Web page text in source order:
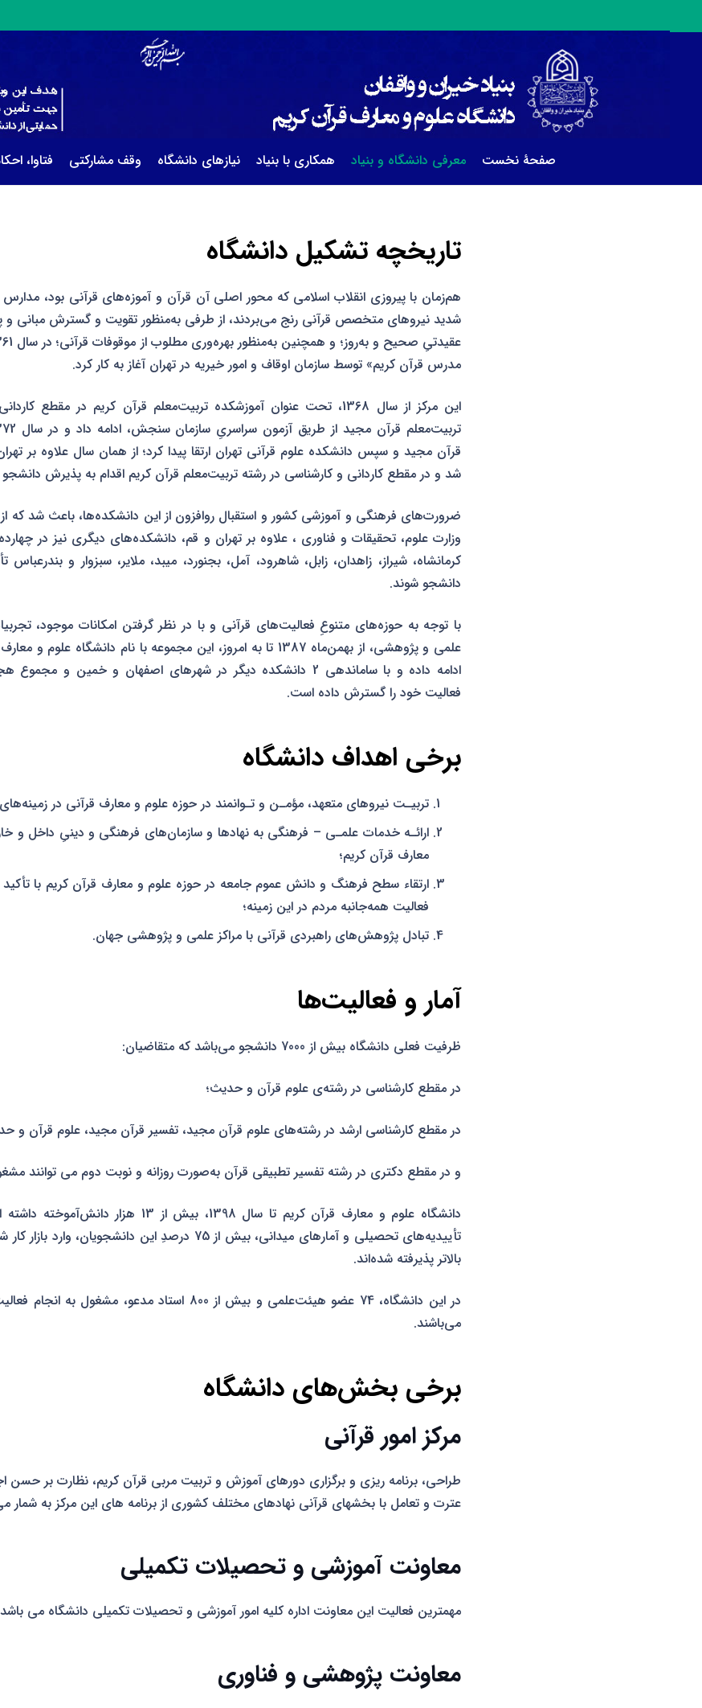
صفحۀ نخست معرفی دانشگاه و بنیاد همکاری با بنیاد نیازهای دانشگاه وقف مشارکتی فتاوا،
تاریخچه تشکیل دانشگاه
هم‌زمان با پیروزی انقلاب اسلامی که محور اصلی آن قرآن و آموزه‌های قرآنی بود،
شدید نیروهای متخصص قرآنی رنج می‌بردند، از طرفی به‌منظور تقویت و گسترش مبانی و
مدرس قرآن کریم» توسط سازمان اوقاف و امور خیریه در تهران آغاز به کار کرد.
این مرکز از سال 1368، تحت عنوان آموزشکده تربیت‌معلم قرآن کریم در مقطع
قرآن مجید و سپس دانشکده علوم قرآنی تهران ارتقا پیدا کرد؛ از همان سال علاوه بر
شد و در مقطع کاردانی و کارشناسی در رشته تربیت‌معلم قرآن کریم اقدام به پذیرش دانشجو
وزارت علوم، تحقیقات و فناوری ، علاوه بر تهران و قم، دانشکده‌های دیگری نیز در
کرمانشاه، شیراز، زاهدان، زابل، شاهرود، آمل، بجنورد، میبد، ملایر، سبزوار و
دانشجو شوند.
با توجه به حوزه‌های متنوعِ فعالیت‌های قرآنی و با در نظر گرفتن امکانات موجود،
علمی و پژوهشی، از بهمن‌ماه 1387 تا به امروز، این مجموعه با نام
ادامه داده و با ساماندهی 2 دانشکده دیگر در شهرهای اصفهان و خمین و
فعالیت خود را گسترش داده است.
برخی اهداف دانشگاه
تربیـت نیروهای متعهد، مؤمـن و تـوانمند در حوزه علوم و معارف قرآنی در
ارائـه خدمات علمـی – فرهنگی به نهادها و سازمان‌های فرهنگی و دینیِ داخل و
معارف قرآن کریم؛
ارتقاء سطح فرهنگ و دانش عموم جامعه در حوزه علوم و معارف قرآن کریم با تأکید
فعالیت همه‌جانبه مردم در این زمینه؛
تبادل پژوهش‌های راهبردی قرآنی با مراکز علمی و پژوهشی جهان.
آمار و فعالیت‌ها
ظرفیت فعلی دانشگاه بیش از 7000 دانشجو می‌باشد که متقاضیان:
در مقطع کارشناسی در رشته‌ی علوم قرآن و حدیث؛
در مقطع کارشناسی ارشد در رشته‌های علوم قرآن مجید، تفسیر قرآن مجید، علوم قرآن و
و در مقطع دکتری در رشته تفسیر تطبیقی قرآن به‌صورت روزانه و نوبت دوم می توانند
دانشگاه علوم و معارف قرآن کریم تا سال 1398،
تأییدیه‌های تحصیلی و آمارهای میدانی، بیش از 75 درصدِ این
بالاتر پذیرفته شده‌اند.
در این دانشگاه، 74 عضو هیئت‌علمی و بیش از 800 استاد
می‌باشند.
برخی بخش‌های دانشگاه
مرکز امور قرآنی
طراحی، برنامه ریزی و برگزاری دورهای آموزش و تربیت مربی قرآن کریم، نظارت بر حسن
عترت و تعامل با بخشهای قرآنی نهادهای مختلف کشوری از برنامه های این مرکز به شمار
معاونت آموزشی و تحصیلات تکمیلی
مهمترین فعالیت این معاونت اداره کلیه امور آموزشی و تحصیلات تکمیلی دانشگاه می
معاونت پژوهشی و فناوری